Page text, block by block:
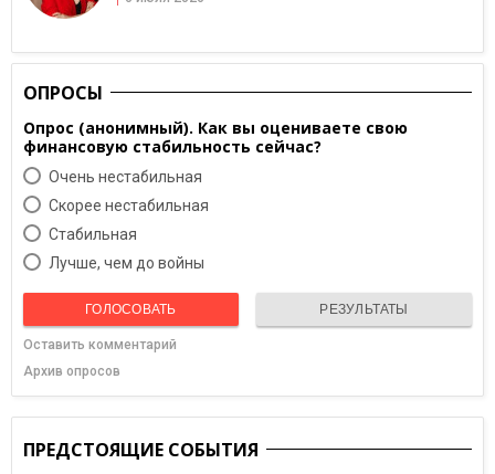
ОПРОСЫ
Опрос (анонимный). Как вы оцениваете свою
финансовую стабильность сейчас?
Очень нестабильная
Скорее нестабильная
Cтабильная
Лучше, чем до войны
ГОЛОСОВАТЬ РЕЗУЛЬТАТЫ
Оставить комментарий
Архив опросов
ПРЕДСТОЯЩИЕ СОБЫТИЯ